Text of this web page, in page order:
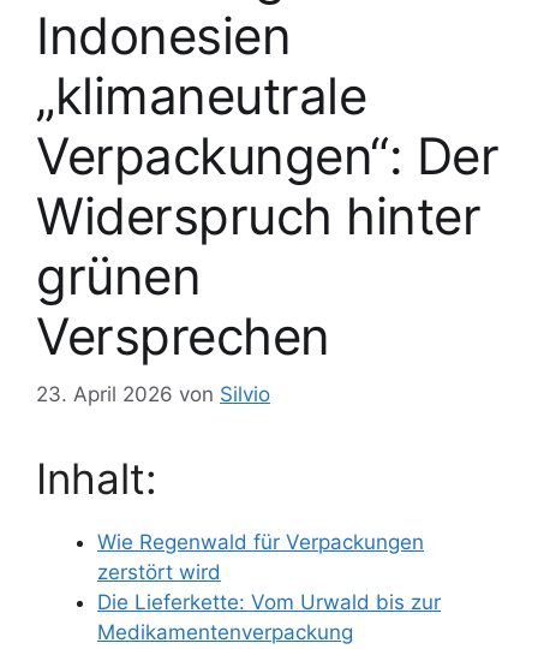
Indonesien
„klimaneutrale
Verpackungen“: Der
Widerspruch hinter
grünen
Versprechen
23. April 2026 von Silvio
Inhalt:
Wie Regenwald für Verpackungen
zerstört wird
Die Lieferkette: Vom Urwald bis zur
Medikamentenverpackung